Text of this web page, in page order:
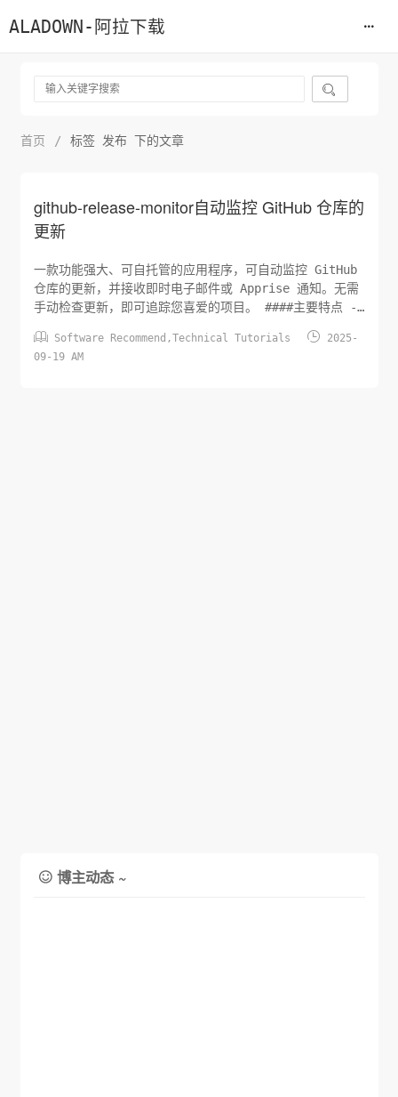
ALADOWN-阿拉下载

首页 / 标签 发布 下的文章
github-release-monitor自动监控 GitHub 仓库的
更新
一款功能强大、可自托管的应用程序，可自动监控 GitHub
仓库的更新，并接收即时电子邮件或 Apprise 通知。无需
手动检查更新，即可追踪您喜爱的项目。 ####主要特点 -
台自动检查新版本。 - 灵活的通知： - 电子邮件：配置
SMTP 设置以接收详细的电子邮件通知。 - Apprise：与
 Software Recommend ,Technical Tutorials  2025-
09-19 AM
 博主动态 ~